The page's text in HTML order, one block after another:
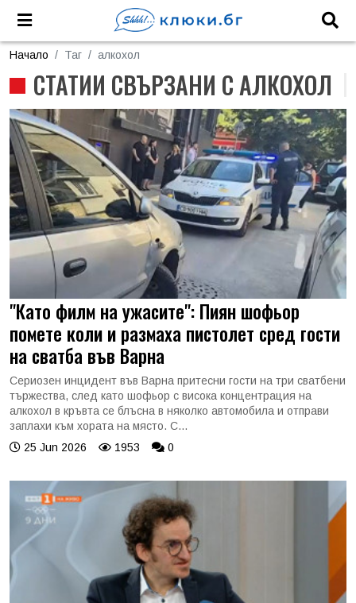
Начало Таг алкохол
СТАТИИ СВЪРЗАНИ С АЛКОХОЛ
"Като филм на ужасите": Пиян шофьор
помете коли и размаха пистолет сред гости
на сватба във Варна
Сериозен инцидент във Варна притесни гости на три сватбени
тържества, след като шофьор с висока концентрация на
алкохол в кръвта се блъсна в няколко автомобила и отправи
заплахи към хората на място. С...
25 Jun 2026
1953 0